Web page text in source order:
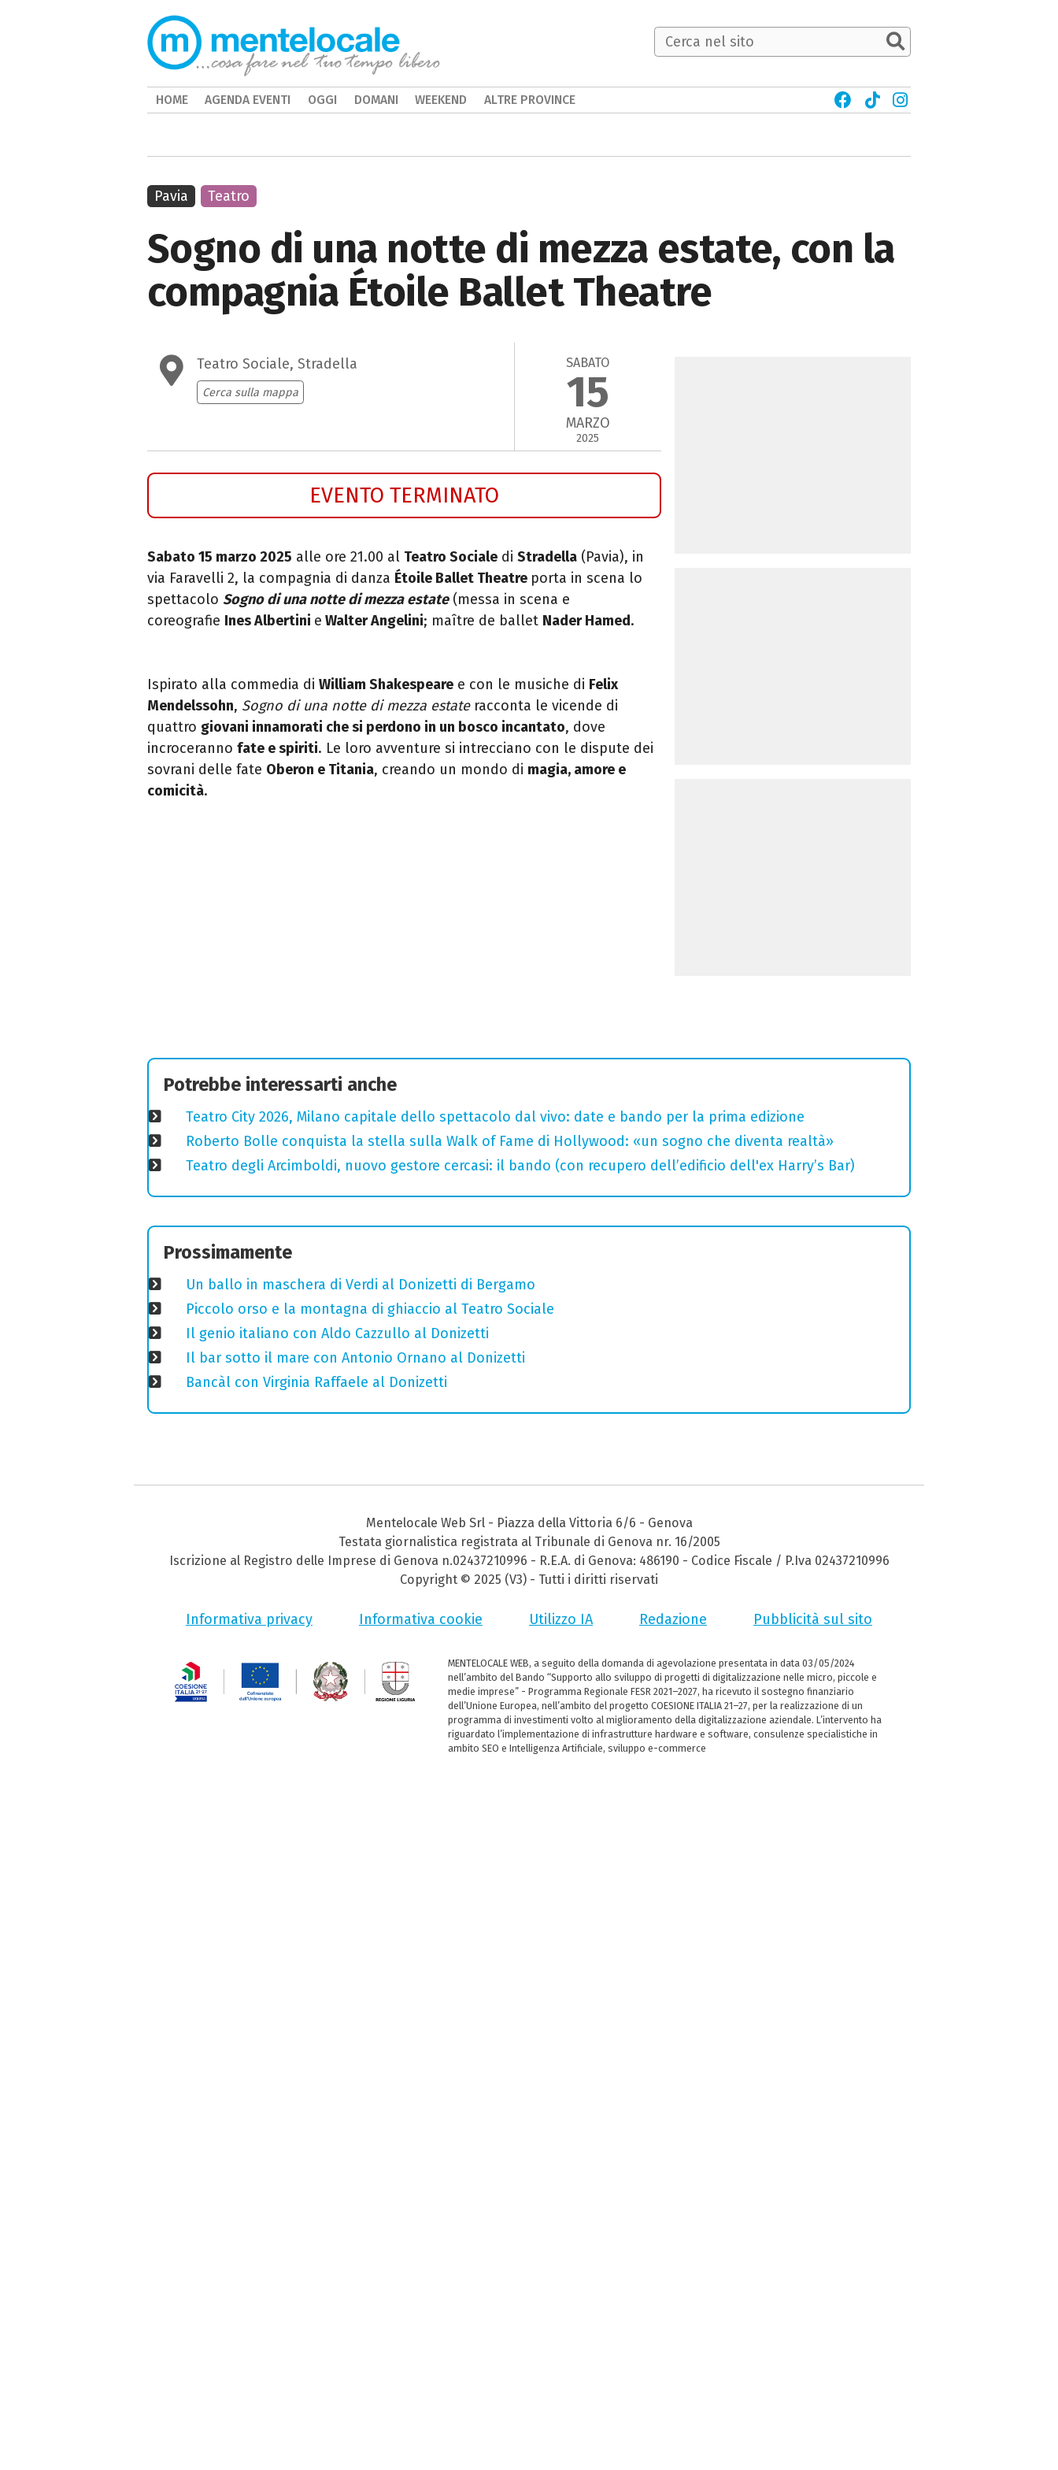
Sogno di una notte di mezza estate, con la
compagnia Étoile Ballet Theatre
Teatro Sociale, Stradella
Cerca sulla mappa
SABATO
15
MARZO
2025
EVENTO TERMINATO
Sabato 15 marzo 2025 alle ore 21.00 al Teatro Sociale di Stradella (Pavia), in
via Faravelli 2, la compagnia di danza Étoile Ballet Theatre porta in scena lo
spettacolo Sogno di una notte di mezza estate(messa in scena e
coreografie Ines Albertini e Walter Angelini; maître de ballet Nader Hamed.
Ispirato alla commedia di William Shakespeare e con le musiche di Felix
Mendelssohn, Sogno di una notte di mezza estateracconta le vicende di
quattro giovani innamorati che si perdono in un bosco incantato, dove
incroceranno fate e spiriti. Le loro avventure si intrecciano con le dispute dei
sovrani delle fate Oberon e Titania, creando un mondo di magia, amore e
comicità.
Pavia Teatro
Potrebbe interessarti anche
Teatro City 2026, Milano capitale dello spettacolo dal vivo: date e bando per la prima edizione
Roberto Bolle conquista la stella sulla Walk of Fame di Hollywood: «un sogno che diventa realtà»
Teatro degli Arcimboldi, nuovo gestore cercasi: il bando (con recupero dell’edificio dell'ex Harry’s Bar)
Prossimamente
Un ballo in maschera di Verdi al Donizetti di Bergamo
Piccolo orso e la montagna di ghiaccio al Teatro Sociale
Il genio italiano con Aldo Cazzullo al Donizetti
Il bar sotto il mare con Antonio Ornano al Donizetti
Bancàl con Virginia Raffaele al Donizetti
HOME AGENDA EVENTI OGGI DOMANI WEEKEND ALTRE PROVINCE
Mentelocale Web Srl - Piazza della Vittoria 6/6 - Genova
Testata giornalistica registrata al Tribunale di Genova nr. 16/2005
Iscrizione al Registro delle Imprese di Genova n.02437210996 - R.E.A. di Genova: 486190 - Codice Fiscale / P.Iva 02437210996
Copyright © 2025 (V3) - Tutti i diritti riservati
Informativa privacy Informativa cookie Utilizzo IA Redazione Pubblicità sul sito
MENTELOCALE WEB, a seguito della domanda di agevolazione presentata in data 03/05/2024
nell’ambito del Bando “Supporto allo sviluppo di progetti di digitalizzazione nelle micro, piccole e
medie imprese” - Programma Regionale FESR 2021–2027, ha ricevuto il sostegno finanziario
dell’Unione Europea, nell’ambito del progetto COESIONE ITALIA 21–27, per la realizzazione di un
programma di investimenti volto al miglioramento della digitalizzazione aziendale. L’intervento ha
riguardato l’implementazione di infrastrutture hardware e software, consulenze specialistiche in
ambito SEO e Intelligenza Artificiale, sviluppo e-commerce